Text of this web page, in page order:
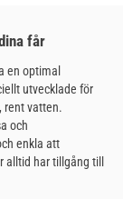
får
en optimal
utvecklade för
rent vatten.
och
enkla att
har tillgång till